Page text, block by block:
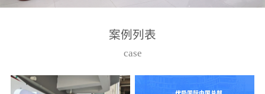
高技能的团队。汇聚了众
取得了多项产品技术专利
案例列表
case